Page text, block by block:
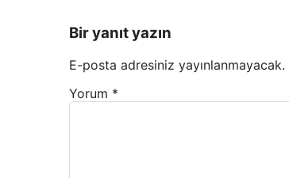
Bir yanıt yazın
E-posta adresiniz yayınlanmayacak.
Yorum *